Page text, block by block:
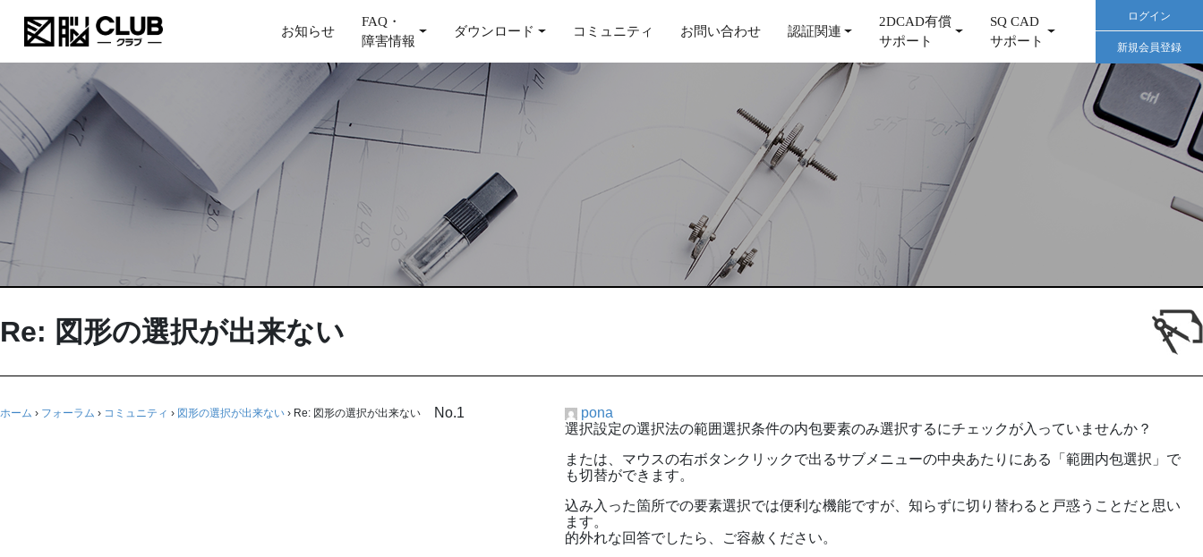
お知らせ
FAQ・
障害情報
ダウンロード コミュニティ お問い合わせ 認証関連
2DCAD有償
サポート
SQ CAD
サポート
ログイン
新規会員登録
Re: 図形の選択が出来ない
ホーム › フォーラム › コミュニティ › 図形の選択が出来ない › Re: 図形の選択が出来ない No.1
pona
選択設定の選択法の範囲選択条件の内包要素のみ選択するにチェックが入っていませんか？
または、マウスの右ボタンクリックで出るサブメニューの中央あたりにある「範囲内包選択」で
も切替ができます。
込み入った箇所での要素選択では便利な機能ですが、知らずに切り替わると戸惑うことだと思い
ます。
的外れな回答でしたら、ご容赦ください。